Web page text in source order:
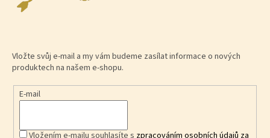
Vložte svůj e-mail a my vám budeme zasílat informace o nových
produktech na našem e-shopu.
E-mail
Vložením e-mailu souhlasíte s zpracováním osobních údajů za